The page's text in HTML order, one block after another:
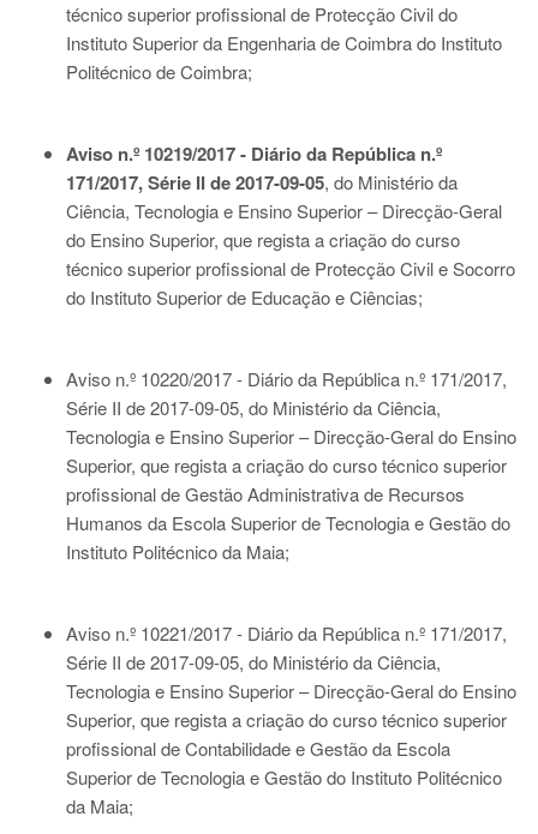
técnico superior profissional de Protecção Civil do
Instituto Superior da Engenharia de Coimbra do Instituto
Politécnico de Coimbra;
Aviso n.º 10219/2017 - Diário da República n.º
171/2017, Série II de 2017-09-05, do Ministério da
Ciência, Tecnologia e Ensino Superior – Direcção-Geral
do Ensino Superior, que regista a criação do curso
técnico superior profissional de Protecção Civil e Socorro
do Instituto Superior de Educação e Ciências;
Aviso n.º 10220/2017 - Diário da República n.º 171/2017,
Série II de 2017-09-05, do Ministério da Ciência,
Tecnologia e Ensino Superior – Direcção-Geral do Ensino
Superior, que regista a criação do curso técnico superior
profissional de Gestão Administrativa de Recursos
Humanos da Escola Superior de Tecnologia e Gestão do
Instituto Politécnico da Maia;
Aviso n.º 10221/2017 - Diário da República n.º 171/2017,
Série II de 2017-09-05, do Ministério da Ciência,
Tecnologia e Ensino Superior – Direcção-Geral do Ensino
Superior, que regista a criação do curso técnico superior
profissional de Contabilidade e Gestão da Escola
Superior de Tecnologia e Gestão do Instituto Politécnico
da Maia;